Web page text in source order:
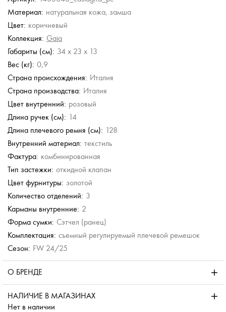
Сумка-сэтчел
59 380 руб.
Кожаная сумка
42 406 руб.
60 580 руб.
Материал: натуральная кожа, замша
Цвет: коричневый
Коллекция: Gaia
Габариты (см): 34 x 23 x 13
Вес (кг): 0,9
Страна происхождения: Италия
Страна производства: Италия
Цвет внутренний: розовый
Длина ручек (см): 14
Длина плечевого ремня (см): 128
Внутренний материал: текстиль
Фактура: комбинированная
Тип застежки: откидной клапан
Цвет фурнитуры: золотой
Количество отделений: 3
Карманы внутренние: 2
Форма сумки: Сэтчел (ранец)
Комплектация: съемный регулируемый плечевой ремешок
Сезон: FW 24/25
О БРЕНДЕ
НАЛИЧИЕ В МАГАЗИНАХ
Нет в наличии